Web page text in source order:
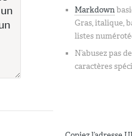
Markdown
Gras, italique,
listes
N’abusez pas
caractères